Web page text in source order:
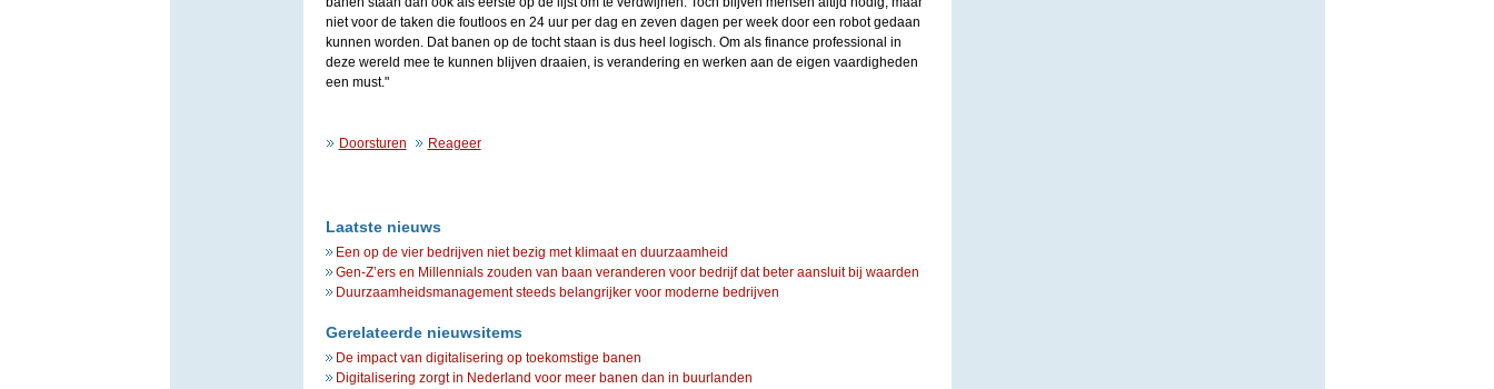
niet voor de taken die foutloos en 24 uur per dag en zeven dagen per week door een robot gedaan
kunnen worden. Dat banen op de tocht staan is dus heel logisch. Om als finance professional in
deze wereld mee te kunnen blijven draaien, is verandering en werken aan de eigen vaardigheden
een must."
Doorsturen Reageer
Laatste nieuws
Een op de vier bedrijven niet bezig met klimaat en duurzaamheid
Gen-Z’ers en Millennials zouden van baan veranderen voor bedrijf dat beter aansluit bij waarden
Duurzaamheidsmanagement steeds belangrijker voor moderne bedrijven
Gerelateerde nieuwsitems
De impact van digitalisering op toekomstige banen
Digitalisering zorgt in Nederland voor meer banen dan in buurlanden